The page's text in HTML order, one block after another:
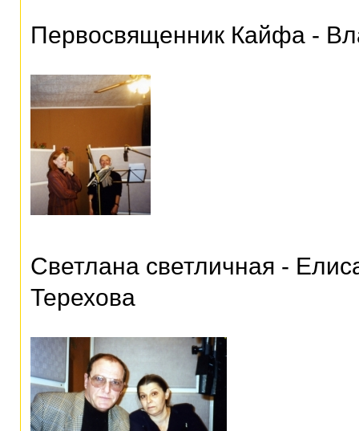
Первосвященник Кайфа -
Светлана светличная -
Терехова